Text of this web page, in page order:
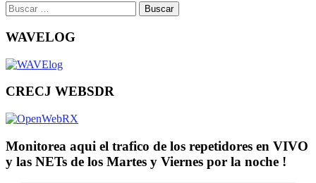
Buscar:
WAVELOG
CRECJ WEBSDR
Monitorea aqui el trafico de los repetidores en VIVO
y las NETs de los Martes y Viernes por la noche !